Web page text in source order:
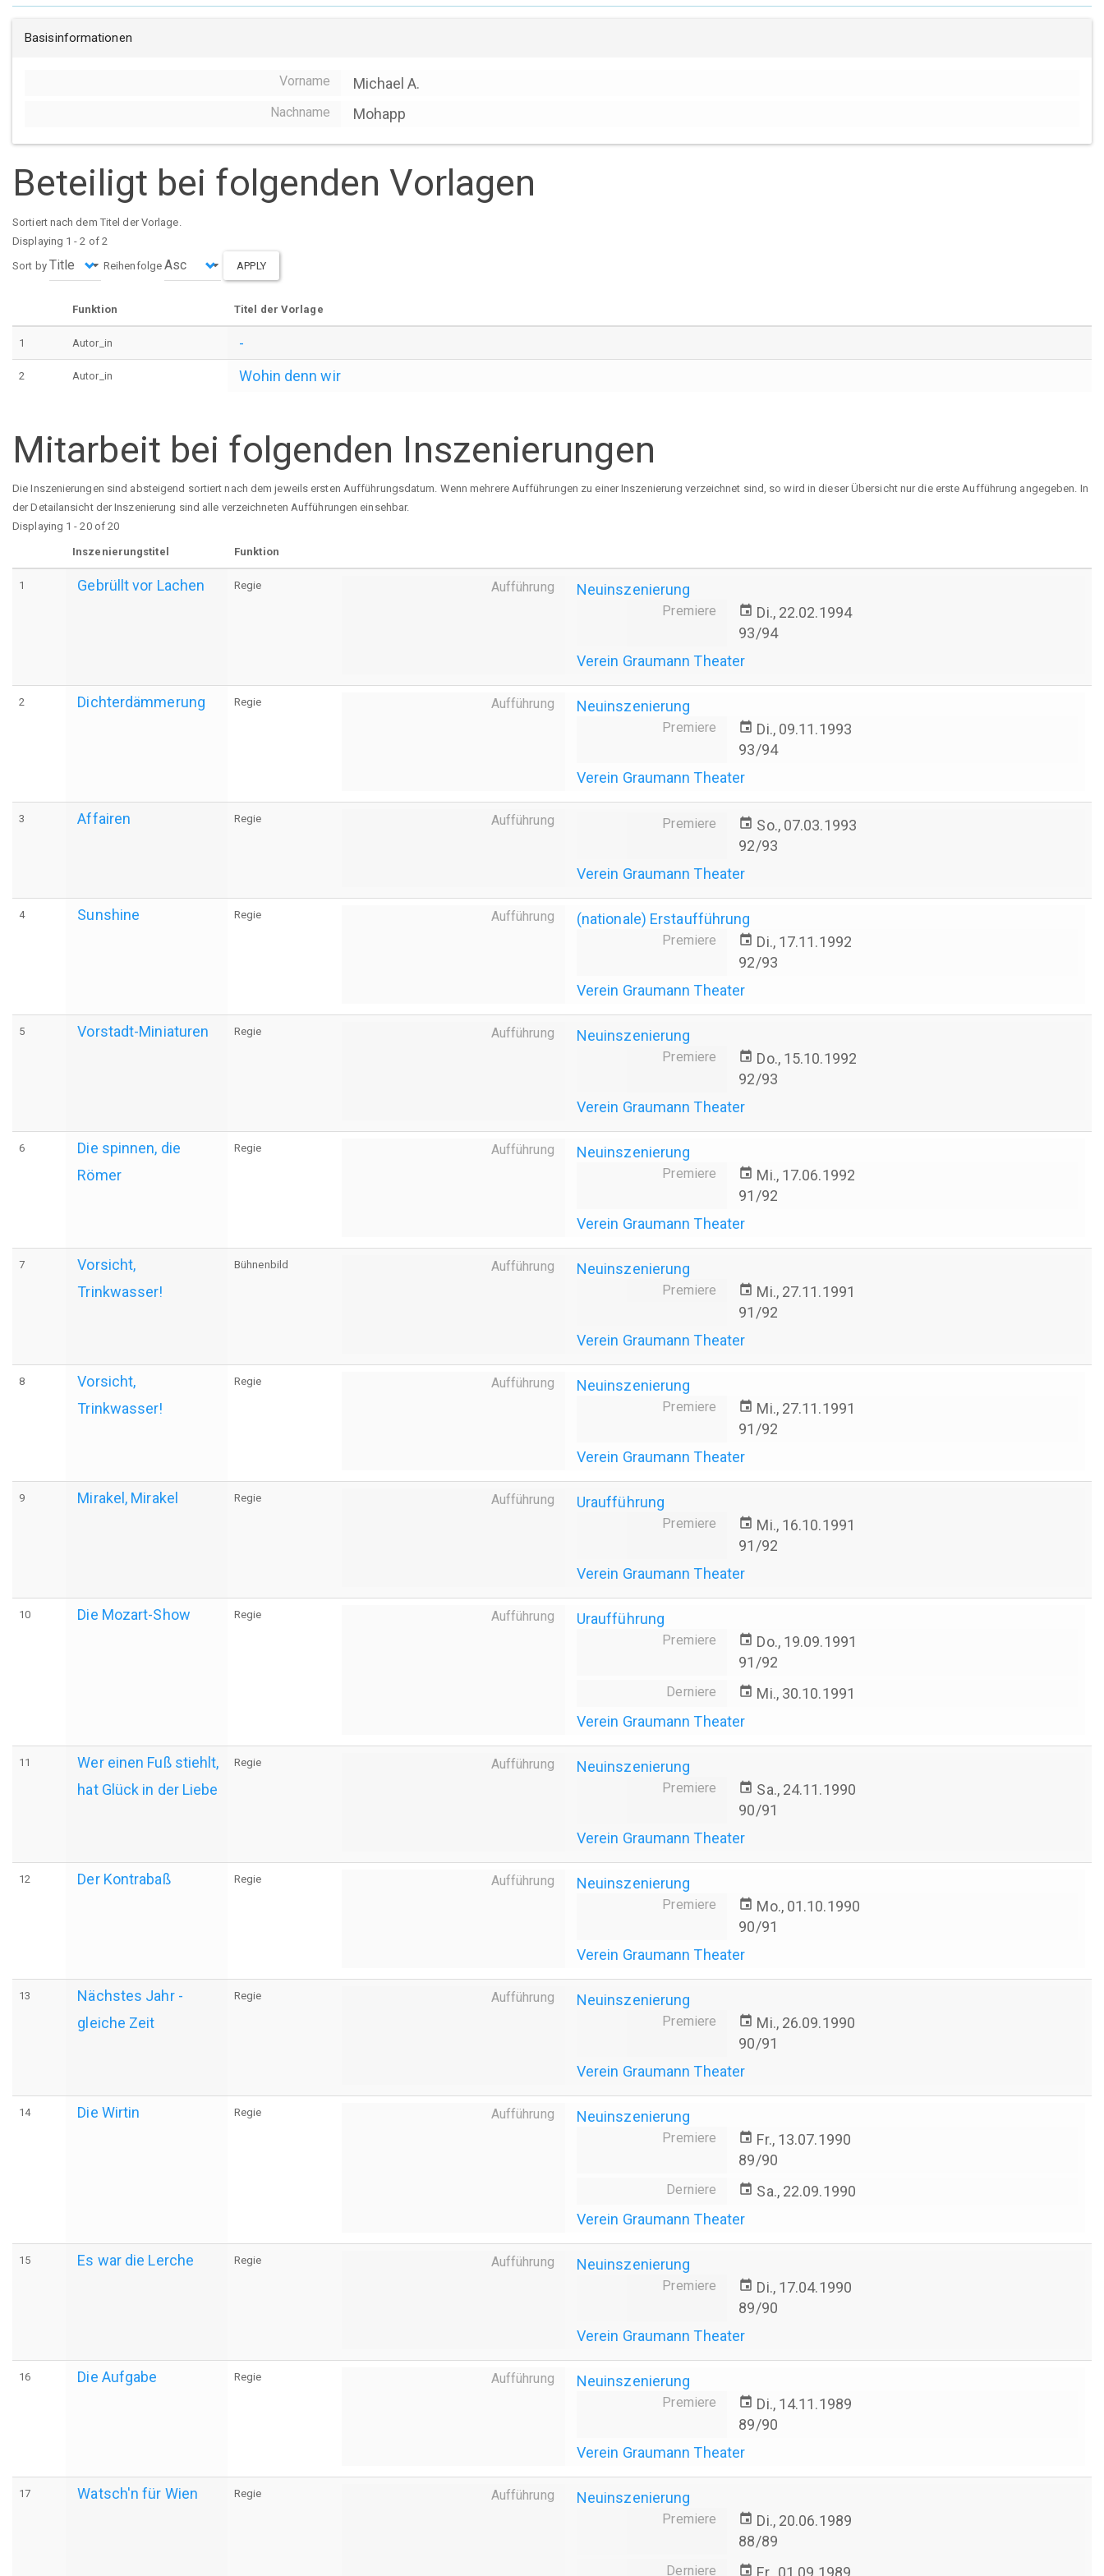
Basisinformationen
Vorname Michael A.
Nachname Mohapp
Beteiligt bei folgenden Vorlagen
Sortiert nach dem Titel der Vorlage.
Displaying 1 - 2 of 2
Sort by
Reihenfolge APPLY
Funktion Titel der Vorlage
1 Autor_in -
2 Autor_in Wohin denn wir
Mitarbeit bei folgenden Inszenierungen
Die Inszenierungen sind absteigend sortiert nach dem jeweils ersten Aufführungsdatum. Wenn mehrere Aufführungen zu einer Inszenierung verzeichnet sind, so wird in dieser Übersicht nur die erste Aufführung angegeben. In
der Detailansicht der Inszenierung sind alle verzeichneten Aufführungen einsehbar.
Displaying 1 - 20 of 20
Inszenierungstitel Funktion
1 Gebrüllt vor Lachen Regie Aufführung Neuinszenierung
Premiere event Di., 22.02.1994
93/94
Verein Graumann Theater
2 Dichterdämmerung Regie Aufführung Neuinszenierung
Premiere event Di., 09.11.1993
93/94
Verein Graumann Theater
3 Affairen Regie Aufführung Premiere event So., 07.03.1993
92/93
Verein Graumann Theater
4 Sunshine Regie Aufführung (nationale) Erstaufführung
Premiere event Di., 17.11.1992
92/93
Verein Graumann Theater
5 Vorstadt-Miniaturen Regie Aufführung Neuinszenierung
Premiere event Do., 15.10.1992
92/93
Verein Graumann Theater
6
Die spinnen, die
Römer
Regie Aufführung Neuinszenierung
Premiere event Mi., 17.06.1992
91/92
Verein Graumann Theater
7
Vorsicht,
Trinkwasser!
Bühnenbild Aufführung Neuinszenierung
Premiere event Mi., 27.11.1991
91/92
Verein Graumann Theater
8
Vorsicht,
Trinkwasser!
Regie Aufführung Neuinszenierung
Premiere event Mi., 27.11.1991
91/92
Verein Graumann Theater
9 Mirakel, Mirakel Regie Aufführung Uraufführung
Premiere event Mi., 16.10.1991
91/92
Verein Graumann Theater
10 Die Mozart-Show Regie Aufführung Uraufführung
Premiere event Do., 19.09.1991
91/92
Derniere event Mi., 30.10.1991
Verein Graumann Theater
11
Wer einen Fuß stiehlt,
hat Glück in der Liebe
Regie Aufführung Neuinszenierung
Premiere event Sa., 24.11.1990
90/91
Verein Graumann Theater
12 Der Kontrabaß Regie Aufführung Neuinszenierung
Premiere event Mo., 01.10.1990
90/91
Verein Graumann Theater
13
Nächstes Jahr -
gleiche Zeit
Regie Aufführung Neuinszenierung
Premiere event Mi., 26.09.1990
90/91
Verein Graumann Theater
14 Die Wirtin Regie Aufführung Neuinszenierung
Premiere event Fr., 13.07.1990
89/90
Derniere event Sa., 22.09.1990
Verein Graumann Theater
15 Es war die Lerche Regie Aufführung Neuinszenierung
Premiere event Di., 17.04.1990
89/90
Verein Graumann Theater
16 Die Aufgabe Regie Aufführung Neuinszenierung
Premiere event Di., 14.11.1989
89/90
Verein Graumann Theater
17 Watsch'n für Wien Regie Aufführung Neuinszenierung
Premiere event Di., 20.06.1989
88/89
Derniere event Fr., 01.09.1989